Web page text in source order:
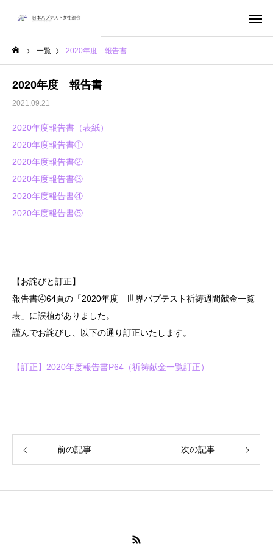
一覧 2020年度 報告書
2020年度 報告書
2021.09.21
2020年度報告書（表紙）
2020年度報告書①
2020年度報告書②
2020年度報告書③
2020年度報告書④
2020年度報告書⑤
【お詫びと訂正】
報告書④64頁の「2020年度 世界バプテスト祈祷週間献金一覧
表」に誤植がありました。
謹んでお詫びし、以下の通り訂正いたします。
【訂正】2020年度報告書P64（祈祷献金一覧訂正）
前の記事 次の記事